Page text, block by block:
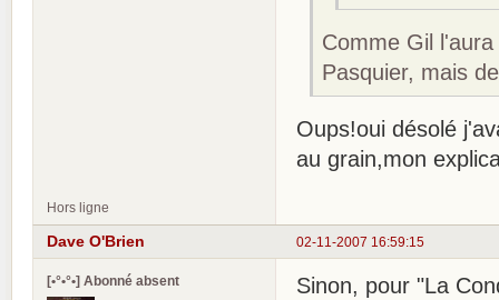
Comme Gil
Pasquier, mais
Oups!oui désolé
au grain,mon
Hors ligne
02-11-2007 16:59:15
Dave O'Brien
[•°•°•] Abonné absent Sinon, pour "La